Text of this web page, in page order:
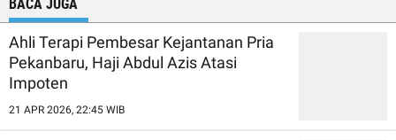
BACA JUGA
Ahli Terapi Pembesar Kejantanan Pria
Pekanbaru, Haji Abdul Azis Atasi
Impoten
21 APR 2026, 22:45 WIB